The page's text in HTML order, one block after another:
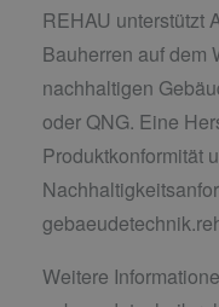
REHAU unterstützt
Bauherren auf dem
nachhaltigen
oder QNG. Eine
Produktkonformität
Weitere